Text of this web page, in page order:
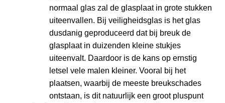
normaal glas zal de glasplaat in grote stukken
uiteenvallen. Bij veiligheidsglas is het glas
dusdanig geproduceerd dat bij breuk de
glasplaat in duizenden kleine stukjes
uiteenvalt. Daardoor is de kans op ernstig
letsel vele malen kleiner. Vooral bij het
plaatsen, waarbij de meeste breukschades
ontstaan, is dit natuurlijk een groot pluspunt